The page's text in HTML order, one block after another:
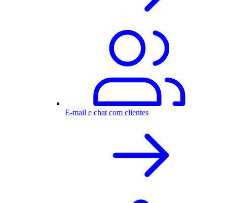
E-mail e chat com clientes